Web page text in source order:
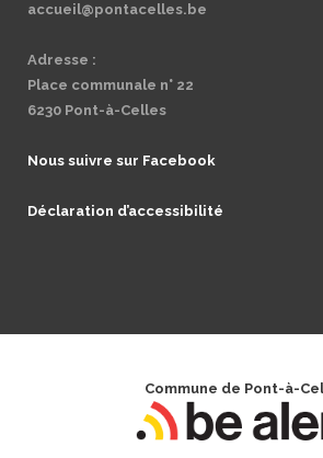
accueil@pontacelles.be
Adresse :
Place communale n° 22
6230 Pont-à-Celles
Nous suivre sur Facebook
Déclaration d’accessibilité
Commune de Pont-à-